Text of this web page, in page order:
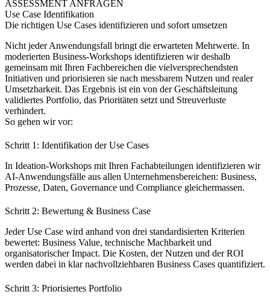
ASSESSMENT ANFRAGEN
Use Case Identifikation
Die richtigen Use Cases identifizieren und sofort umsetzen
Nicht jeder Anwendungsfall bringt die erwarteten Mehrwerte. In
moderierten Business-Workshops identifizieren wir deshalb
gemeinsam mit Ihren Fachbereichen die vielversprechendsten
Initiativen und priorisieren sie nach messbarem Nutzen und realer
Umsetzbarkeit. Das Ergebnis ist ein von der Geschäftsleitung
validiertes Portfolio, das Prioritäten setzt und Streuverluste
verhindert.
So gehen wir vor:
Schritt 1: Identifikation der Use Cases
In Ideation-Workshops mit Ihren Fachabteilungen identifizieren wir
AI-Anwendungsfälle aus allen Unternehmensbereichen: Business,
Prozesse, Daten, Governance und Compliance gleichermassen.
Schritt 2: Bewertung & Business Case
Jeder Use Case wird anhand von drei standardisierten Kriterien
bewertet: Business Value, technische Machbarkeit und
organisatorischer Impact. Die Kosten, der Nutzen und der ROI
werden dabei in klar nachvollziehbaren Business Cases quantifiziert.
Schritt 3: Priorisiertes Portfolio